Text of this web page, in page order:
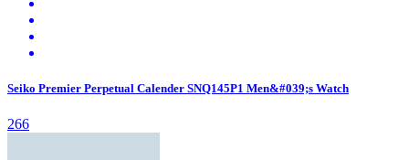
Seiko Premier Perpetual Calender SNQ145P1 Men&#039;s Watch
266